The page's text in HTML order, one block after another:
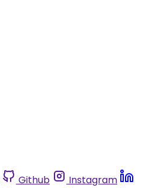
Github
Instagram